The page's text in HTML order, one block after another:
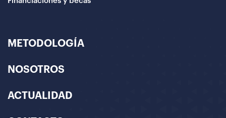
METODOLOGÍA
NOSOTROS
ACTUALIDAD